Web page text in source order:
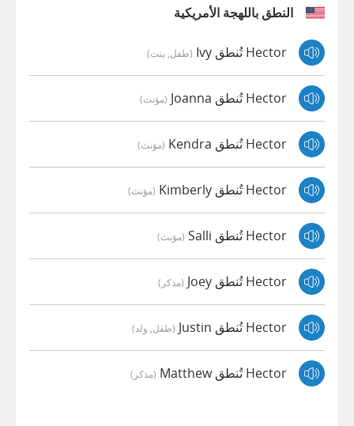
النطق باللهجة الأمريكية
Hector تُنطق Ivy (طفل, بنت)
Hector تُنطق Joanna (مؤنث)
Hector تُنطق Kendra (مؤنث)
Hector تُنطق Kimberly (مؤنث)
Hector تُنطق Salli (مؤنث)
Hector تُنطق Joey (مذكر)
Hector تُنطق Justin (طفل, ولد)
Hector تُنطق Matthew (مذكر)